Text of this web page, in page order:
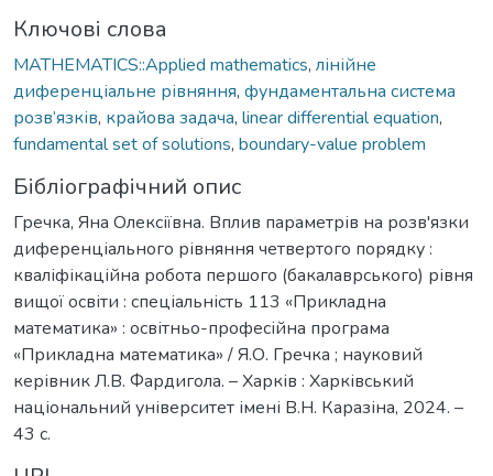
Ключові слова
MATHEMATICS::Applied mathematics, лінійне
диференціальне рівняння, фундаментальна система
розв’язків, крайова задача, linear differential equation,
fundamental set of solutions, boundary-value problem
Бібліографічний опис
Гречка, Яна Олексіївна. Вплив параметрів на розв'язки
диференціального рівняння четвертого порядку :
кваліфікаційна робота першого (бакалаврського) рівня
вищої освіти : спеціальність 113 «Прикладна
математика» : освітньо-професійна програма
«Прикладна математика» / Я.О. Гречка ; науковий
керівник Л.В. Фардигола. – Харків : Харківський
національний університет імені В.Н. Каразіна, 2024. –
43 с.